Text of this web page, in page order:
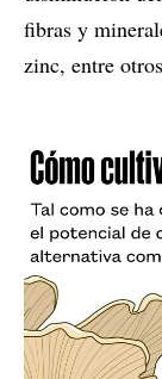
fibras y
zinc, entre